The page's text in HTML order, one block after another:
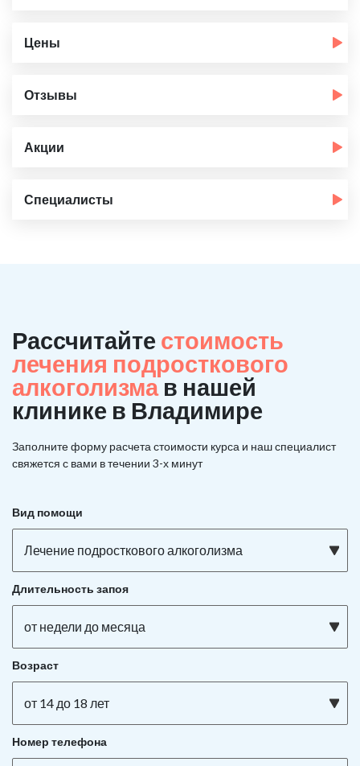
Цены
Отзывы
Акции
Специалисты
Рассчитайте стоимость
лечения подросткового
алкоголизмав нашей
клинике в Владимире
Заполните форму расчета стоимости курса и наш специалист
свяжется с вами в течении 3-х минут
Вид помощи
Лечение подросткового алкоголизма
Длительность запоя
от недели до месяца
Возраст
от 14 до 18 лет
Номер телефона